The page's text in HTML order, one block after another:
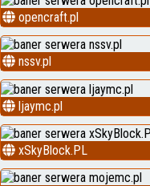
opencraft.pl
nssv.pl
ljaymc.pl
xSkyBlock.PL